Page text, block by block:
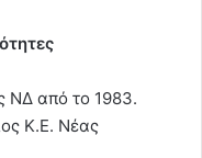
ΝΔ από το 1983.
Κ.Ε. Νέας